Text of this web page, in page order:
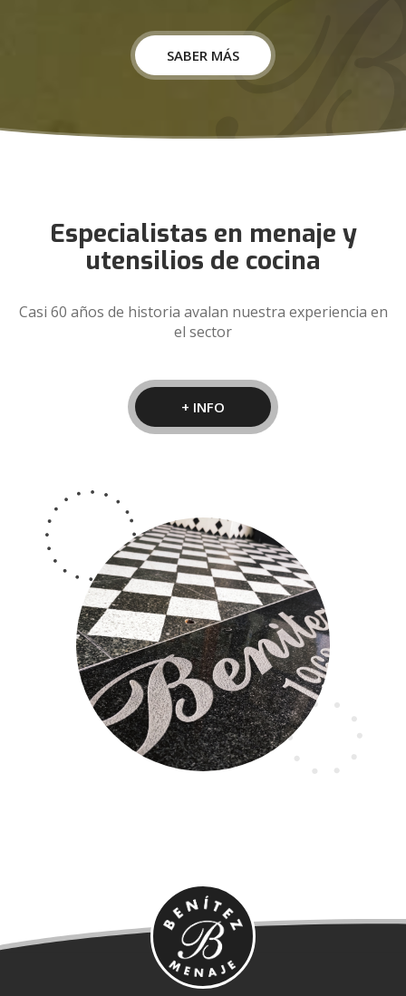
SABER MÁS
Especialistas en menaje y
utensilios de cocina
Casi 60 años de historia avalan nuestra experiencia en
el sector
+ INFO